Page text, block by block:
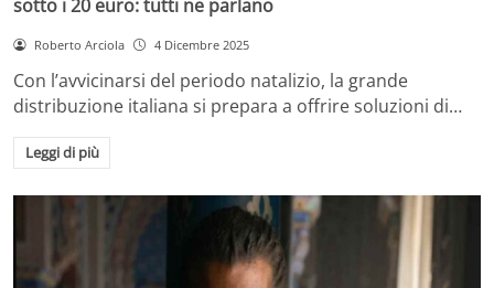
sotto i 20 euro: tutti ne parlano
Roberto Arciola 4 Dicembre 2025
Con l’avvicinarsi del periodo natalizio, la grande
distribuzione italiana si prepara a offrire soluzioni di…
Leggi di più